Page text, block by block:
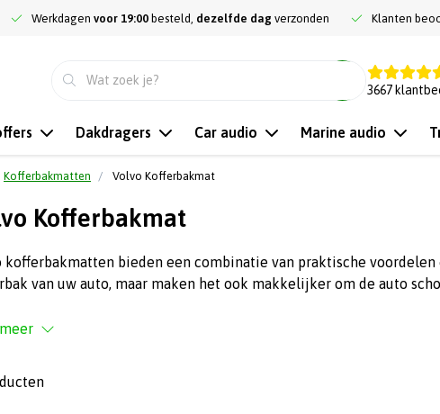
Werkdagen voor 19:00 besteld, dezelfde dag verzonden Klanten
3667
Dakdragers Car audio Marine audio
Kofferbakmatten Volvo Kofferbakmat
Kofferbakmat
kofferbakmatten bieden een combinatie van praktische
van uw auto, maar maken het ook makkelijker om de auto